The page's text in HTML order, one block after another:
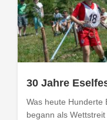
30 Jahre
Was heute Hunderte
begann als Wettstreit